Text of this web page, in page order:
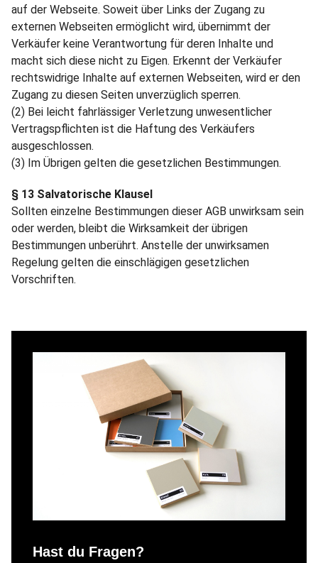
auf der Webseite. Soweit über Links der Zugang zu
externen Webseiten ermöglicht wird, übernimmt der
Verkäufer keine Verantwortung für deren Inhalte und
macht sich diese nicht zu Eigen. Erkennt der Verkäufer
rechtswidrige Inhalte auf externen Webseiten, wird er den
Zugang zu diesen Seiten unverzüglich sperren.
(2) Bei leicht fahrlässiger Verletzung unwesentlicher
Vertragspflichten ist die Haftung des Verkäufers
ausgeschlossen.
(3) Im Übrigen gelten die gesetzlichen Bestimmungen.
§ 13 Salvatorische Klausel
Sollten einzelne Bestimmungen dieser AGB unwirksam sein
oder werden, bleibt die Wirksamkeit der übrigen
Bestimmungen unberührt. Anstelle der unwirksamen
Regelung gelten die einschlägigen gesetzlichen
Vorschriften.
Hast du Fragen?